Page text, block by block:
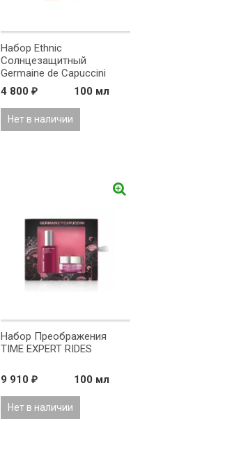
Набор Ethnic
Солнцезащитный
Germaine de Capuccini
4 800 ₽ 100 мл
Нет в наличии
Набор Преображения
TIME EXPERT RIDES
9 910 ₽ 100 мл
Нет в наличии